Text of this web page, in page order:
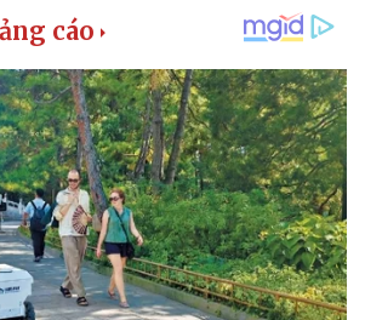
Thị trường
Giá vàng
Tiêu dùng
Tỷ giá
Chứng khoán